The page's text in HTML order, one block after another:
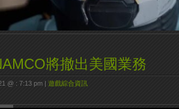
將撤出美國業務
@ : 7:13 pm | 遊戲綜合資訊